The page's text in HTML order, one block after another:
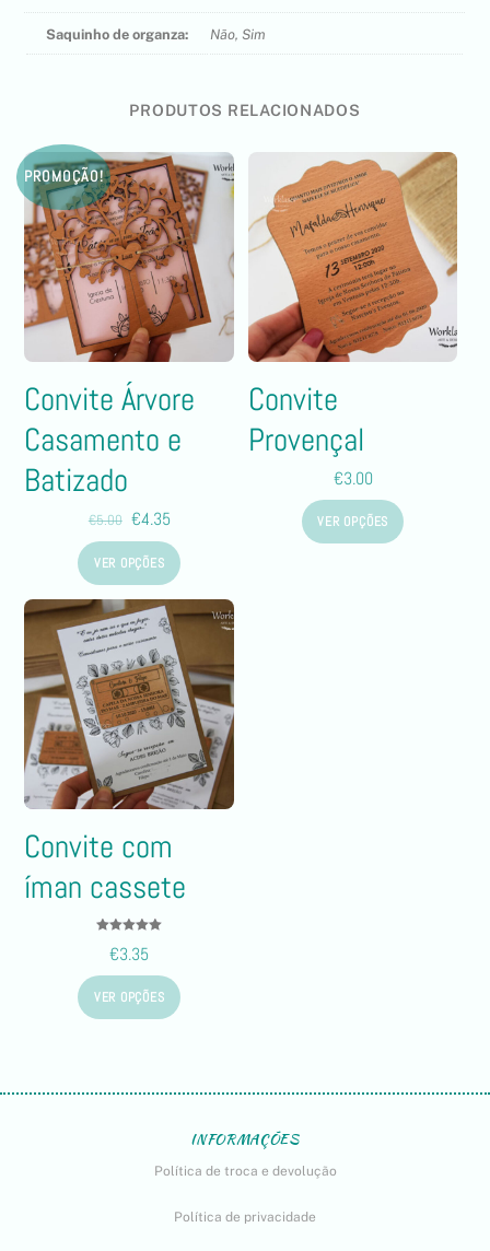
Saquinho de organza: Não, Sim
PRODUTOS RELACIONADOS
PROMOÇÃO!
Convite Árvore
Casamento e
Batizado
€5.00 €4.35
VER OPÇÕES
Convite
Provençal
€3.00
VER OPÇÕES
Convite com
íman cassete
5.00
€3.35
VER OPÇÕES
INFORMAÇÕES
Política de troca e devolução
Política de privacidade